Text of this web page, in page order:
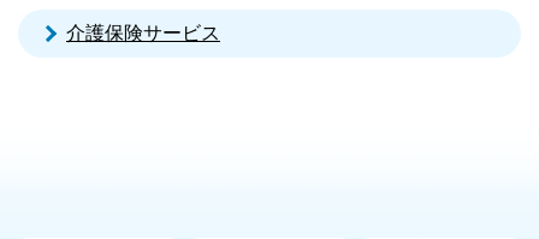
介護保険サービス